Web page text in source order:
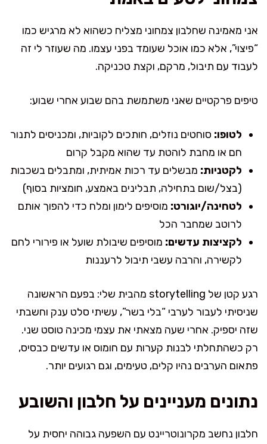
אני מאמינה שחלבון צמחוני מצליח כשהוא לא מרגיש כמו
“פיצוי”, אלא כמו אוכל שעומד בפני עצמו. מה שעוזר לי זה
לעבוד עם תיבול, מרקם, וקצת טכניקה.
טיפים פרקטיים שאני משתמשת בהם שבוע אחרי שבוע:
לטופו: סוחטים נוזלים, חותכים לקוביות, ומכניסים לתנור
חם או מחבת לוהטת עד שהוא מקבל קרום
לקטניות: מבשלים עד רכות אמיתית, ומתבלים בשכבות
(בצל/שום בתחילה, תבלינים באמצע, חומציות בסוף)
לטחינה/יוגורט: מוסיפים לימון ומלח כדי להפוך אותם
לרוטב שמחבר הכל
לקציצות עדשים: מוסיפים שיבולת שועל או פירורי לחם
לקשירה, והרבה עשבי תיבול לרעננות
רגע קטן של storytelling מהבית שלי: בפעם הראשונה
שניסיתי לעבור לערבי “בלי בשר”, עשיתי סלט ענק וחשבתי
שזה יספיק. אחרי שעה מצאתי את עצמי מכינה טוסט שני.
רק כשהתחלתי לבנות קערות עם חומוס או עדשים כבסיס,
פתאום הערבים נהיו קלים, טעימים, וגם רגועים יותר.
נתונים מעניינים על חלבון והשובע
חלבון נחשב מקרונוטריינט עם השפעה גבוהה יחסית על